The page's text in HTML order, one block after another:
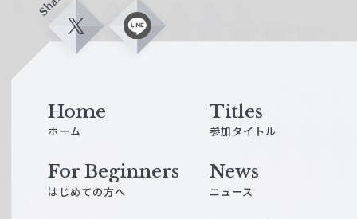
X L
Home
ホーム
Titles
参加タイトル
For Beginners
はじめての方へ
News
ニュース